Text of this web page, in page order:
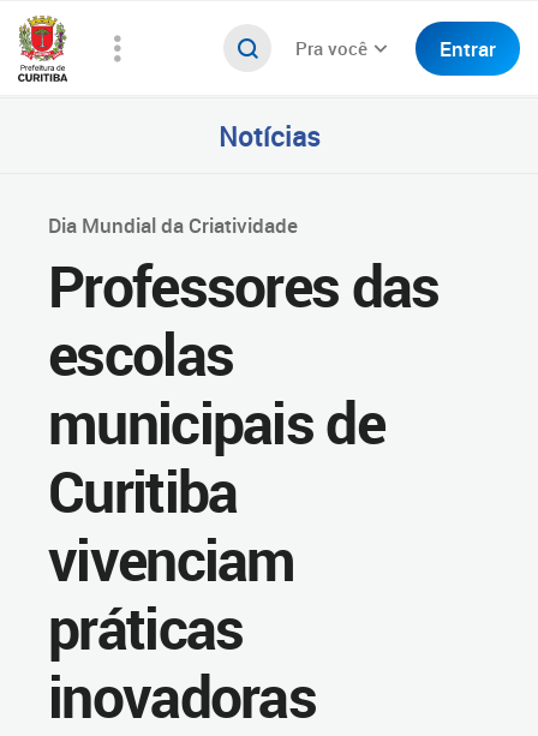
Pra você Entrar
Notícias
Dia Mundial da Criatividade
Professores das
escolas
municipais de
Curitiba
vivenciam
práticas
inovadoras